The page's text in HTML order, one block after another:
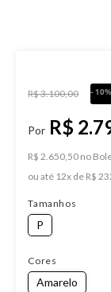
R$ 3.100,00 - 10%
R$
R$ 2.650,50 no
ou
12x de R$
Tamanhos
P
Cores
Amarelo